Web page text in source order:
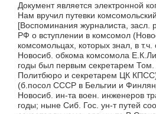
Документ является электронной
Нам вручил путевки
[Воспоминания журналиста, засл.
РФ о вступлении в комсомол
комсомольцах, которых знал, в т.ч.
Новосиб. обкома комсомола
годы был первым секретарем
Политбюро и секретарем ЦК
(б.посол СССР в Бельгии и
Новосиб. ин-та воен. инженеров
годы; ныне Сиб. Гос. ун-т путей